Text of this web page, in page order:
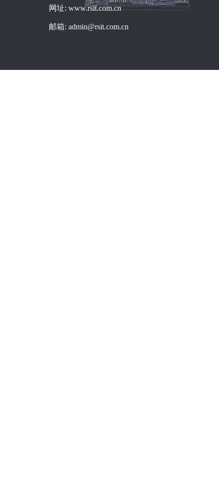
网址: www.rsit.com.cn
邮箱: admin@rsit.com.cn